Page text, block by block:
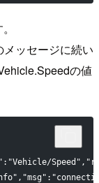
ッセージに続い
の値